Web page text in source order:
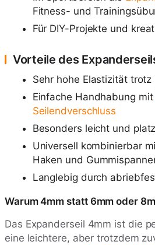
Fitness- und
Für DIY-Projekte und
Vorteile des
Sehr hohe Elastizität trotz
Einfache Handhabung mit
Seilendverschluss
Besonders leicht und
Universell kombinierbar
Haken und
Langlebig durch
Warum 4mm statt 6mm oder
Das Expanderseil 4mm ist die
eine leichtere, aber trotzdem